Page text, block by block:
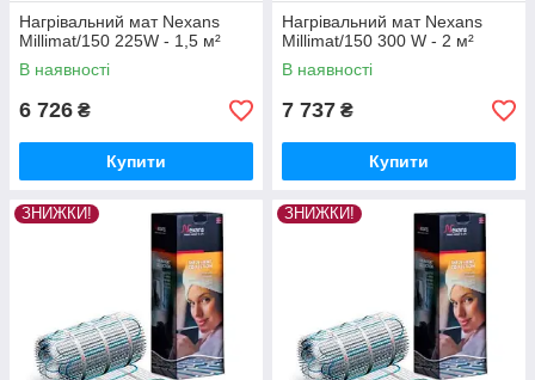
Нагрівальний мат Nexans
Millimat/150 225W - 1,5 м²
В наявності
6 726 ₴
Купити
Нагрівальний мат Nexans
Millimat/150 300 W - 2 м²
В наявності
7 737 ₴
Купити
ЗНИЖКИ! ЗНИЖКИ!